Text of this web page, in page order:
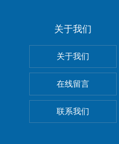
关于我们
关于我们
在线留言
联系我们